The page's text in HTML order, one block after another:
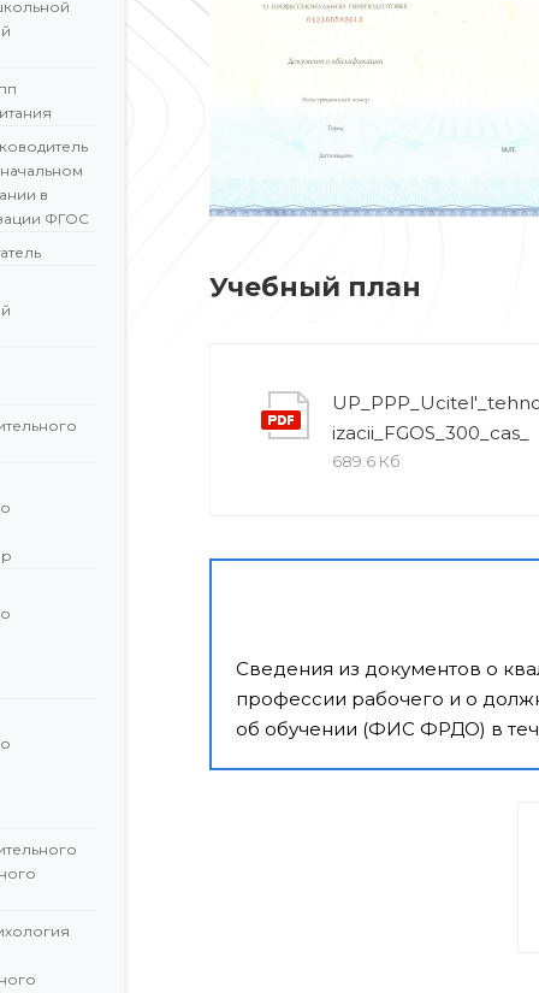
в
ФГОС
Учебный план
izacii_FGOS_300_cas_
689.6 Кб
Сведения из документов о
профессии рабочего и о
об обучении (ФИС ФРДО) в